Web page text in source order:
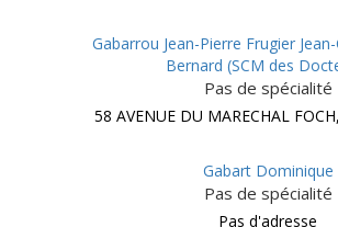
Gabarrou Jean-Pierre Frugier
Bernard (SCM des
Pas de spécialité
58 AVENUE DU MARECHAL
Gabart Dominique
Pas de spécialité
Pas d'adresse